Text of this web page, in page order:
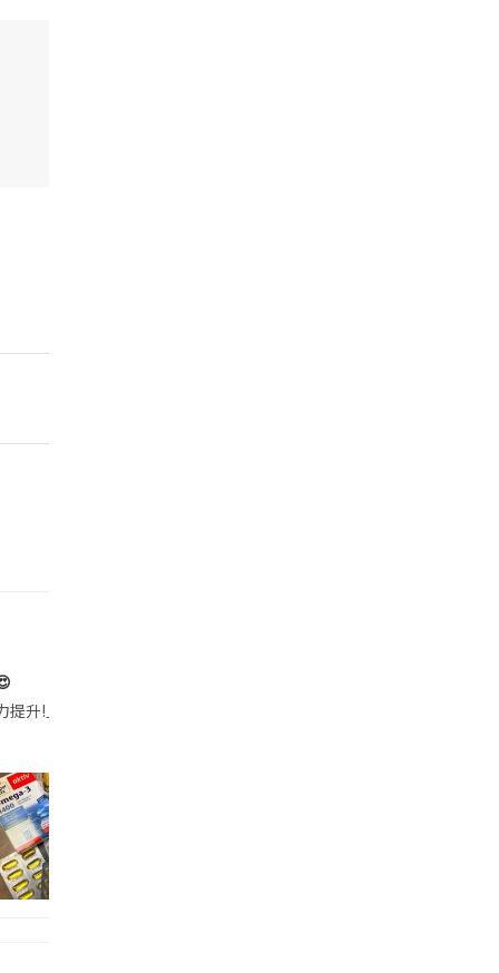
帶的行動電源機身已標示「10000mAh」，卻仍被要求當場丟
提升!｣ 長時間對住電腦､剪片寫稿,成日覺得眼睛乾澀､腦袋好似｢斷